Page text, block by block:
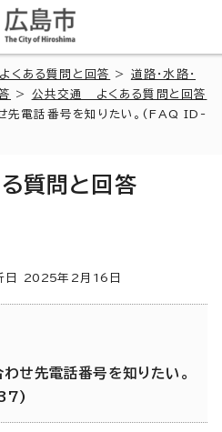
よくある質問と回答 > 道路・水路・
> 公共交通 よくある質問と回答
先電話番号を知りたい。(FAQ ID-
質問と回答
2025年2月 16 日
せ先電話番号を知りたい。